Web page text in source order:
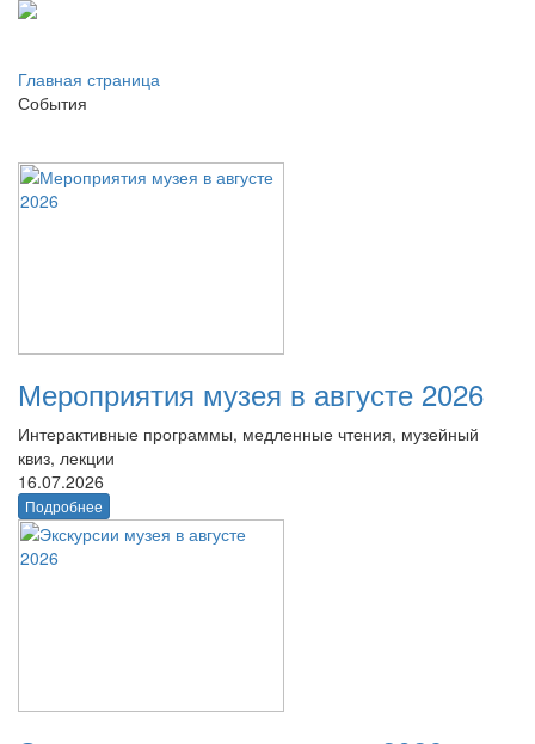
Главная страница
События
Мероприятия музея в августе 2026
Интерактивные программы, медленные чтения, музейный
квиз, лекции
16.07.2026
Подробнее